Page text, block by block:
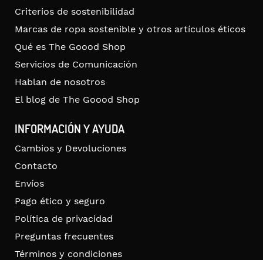
Criterios de sostenibilidad
Marcas de ropa sostenible y otros artículos éticos
Qué es The Goood Shop
Servicios de Comunicación
Hablan de nosotros
El blog de The Goood Shop
INFORMACIÓN Y AYUDA
Cambios y Devoluciones
Contacto
Envíos
Pago ético y seguro
Política de privacidad
Preguntas frecuentes
Términos y condiciones